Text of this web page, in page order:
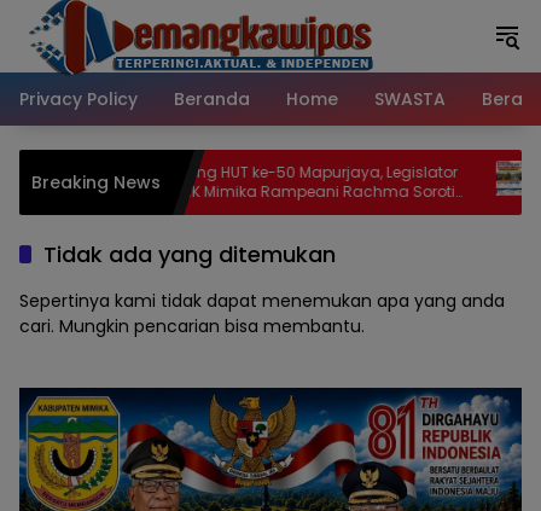
Langsung
konten
Privacy Policy
Beranda Home SWASTA
Breaking News
Legislator
Rachma Soroti
Biarkan
Sambut HUT RI ke-81, Distrik Mimika Baru
Gelar Lomba Kebersihan Berhadiah
Puluhan Juta, 96 RT Siap Adu Kampung
Tidak ada yang ditemukan
Sepertinya kami tidak dapat menemukan apa yang anda
cari. Mungkin pencarian bisa membantu.